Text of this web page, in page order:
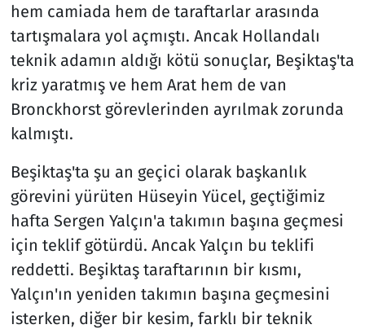
hem camiada hem de taraftarlar arasında
tartışmalara yol açmıştı. Ancak Hollandalı
teknik adamın aldığı kötü sonuçlar, Beşiktaş'ta
kriz yaratmış ve hem Arat hem de van
Bronckhorst görevlerinden ayrılmak zorunda
kalmıştı.
Beşiktaş'ta şu an geçici olarak başkanlık
görevini yürüten Hüseyin Yücel, geçtiğimiz
hafta Sergen Yalçın'a takımın başına geçmesi
için teklif götürdü. Ancak Yalçın bu teklifi
reddetti. Beşiktaş taraftarının bir kısmı,
Yalçın'ın yeniden takımın başına geçmesini
isterken, diğer bir kesim, farklı bir teknik